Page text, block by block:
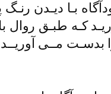
بـا دیـدن رنـگ
کـه طبـق روال
مــی